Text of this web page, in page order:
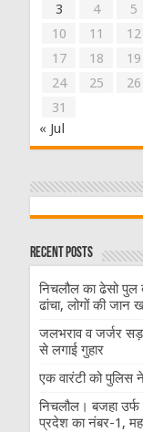
3
4 5
10
11 12
17
18 19
24
25 26
31
« Jul
Recent Posts
निचलौल का ढेसो
ढांचा, लोगों की जान
जलभराव व जर्जर
से लगाई गुहार
एक वारंटी को पुलिस
निचलौल। बजहा उर्फ
प्रदेश का नंबर-1,